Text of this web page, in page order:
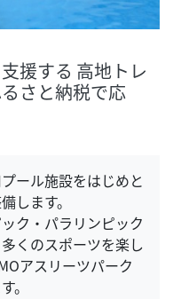
援する 高地トレ
さと納税で応
ール施設をはじめと
します。
ク・パラリンピック
くのスポーツを楽し
アスリーツパーク
。